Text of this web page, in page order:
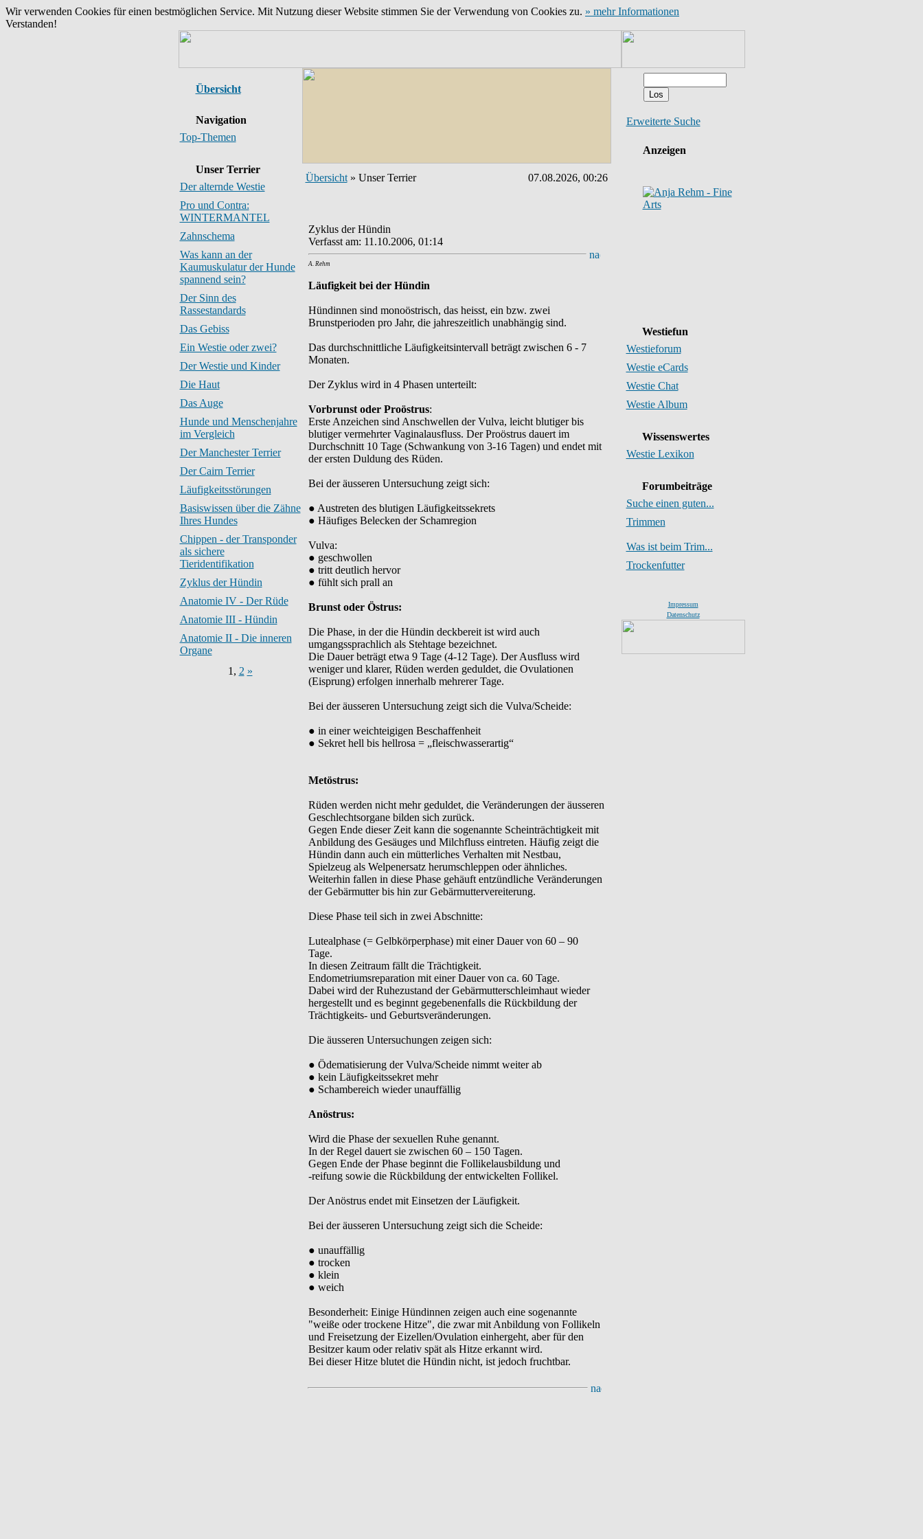
Wir verwenden Cookies für einen bestmöglichen Service. Mit Nutzung dieser Website stimmen Sie der Verwendung von Cookies zu. » mehr Informationen
Verstanden!
Übersicht
Navigation
Top-Themen
Unser Terrier
Der alternde Westie
Pro und Contra:
WINTERMANTEL
Zahnschema
Was kann an der
Kaumuskulatur der Hunde
spannend sein?
Der Sinn des
Rassestandards
Das Gebiss
Ein Westie oder zwei?
Der Westie und Kinder
Die Haut
Das Auge
Hunde und Menschenjahre
im Vergleich
Der Manchester Terrier
Der Cairn Terrier
Läufigkeitsstörungen
Basiswissen über die Zähne
Ihres Hundes
Chippen - der Transponder
als sichere
Tieridentifikation
Zyklus der Hündin
Anatomie IV - Der Rüde
Anatomie III - Hündin
Anatomie II - Die inneren
Organe
1 , 2 »
Übersicht» Unser Terrier 07.08.2026, 00:26
Zyklus der Hündin
Verfasst am: 11.10.2006, 01:14
A. Rehm
Läufigkeit bei der Hündin
Hündinnen sind monoöstrisch, das heisst, ein bzw. zwei
Brunstperioden pro Jahr, die jahreszeitlich unabhängig sind.
Das durchschnittliche Läufigkeitsintervall beträgt zwischen 6 - 7
Monaten.
Der Zyklus wird in 4 Phasen unterteilt:
Vorbrunst oder Proöstrus:
Erste Anzeichen sind Anschwellen der Vulva, leicht blutiger bis
blutiger vermehrter Vaginalausfluss. Der Proöstrus dauert im
Durchschnitt 10 Tage (Schwankung von 3-16 Tagen) und endet mit
der ersten Duldung des Rüden.
Bei der äusseren Untersuchung zeigt sich:
● Austreten des blutigen Läufigkeitssekrets
● Häufiges Belecken der Schamregion
Vulva:
● geschwollen
● tritt deutlich hervor
● fühlt sich prall an
Brunst oder Östrus:
Die Phase, in der die Hündin deckbereit ist wird auch
umgangssprachlich als Stehtage bezeichnet.
Die Dauer beträgt etwa 9 Tage (4-12 Tage). Der Ausfluss wird
weniger und klarer, Rüden werden geduldet, die Ovulationen
(Eisprung) erfolgen innerhalb mehrerer Tage.
Bei der äusseren Untersuchung zeigt sich die Vulva/Scheide:
● in einer weichteigigen Beschaffenheit
● Sekret hell bis hellrosa = „fleischwasserartig“
Metöstrus:
Rüden werden nicht mehr geduldet, die Veränderungen der äusseren
Geschlechtsorgane bilden sich zurück.
Gegen Ende dieser Zeit kann die sogenannte Scheinträchtigkeit mit
Anbildung des Gesäuges und Milchfluss eintreten. Häufig zeigt die
Hündin dann auch ein mütterliches Verhalten mit Nestbau,
Spielzeug als Welpenersatz herumschleppen oder ähnliches.
Weiterhin fallen in diese Phase gehäuft entzündliche Veränderungen
der Gebärmutter bis hin zur Gebärmuttervereiterung.
Diese Phase teil sich in zwei Abschnitte:
Lutealphase (= Gelbkörperphase) mit einer Dauer von 60 – 90
Tage.
In diesen Zeitraum fällt die Trächtigkeit.
Endometriumsreparation mit einer Dauer von ca. 60 Tage.
Dabei wird der Ruhezustand der Gebärmutterschleimhaut wieder
hergestellt und es beginnt gegebenenfalls die Rückbildung der
Trächtigkeits- und Geburtsveränderungen.
Die äusseren Untersuchungen zeigen sich:
● Ödematisierung der Vulva/Scheide nimmt weiter ab
● kein Läufigkeitssekret mehr
● Schambereich wieder unauffällig
Anöstrus:
Wird die Phase der sexuellen Ruhe genannt.
In der Regel dauert sie zwischen 60 – 150 Tagen.
Gegen Ende der Phase beginnt die Follikelausbildung und
-reifung sowie die Rückbildung der entwickelten Follikel.
Der Anöstrus endet mit Einsetzen der Läufigkeit.
Bei der äusseren Untersuchung zeigt sich die Scheide:
● unauffällig
● trocken
● klein
● weich
Besonderheit: Einige Hündinnen zeigen auch eine sogenannte
"weiße oder trockene Hitze", die zwar mit Anbildung von Follikeln
und Freisetzung der Eizellen/Ovulation einhergeht, aber für den
Besitzer kaum oder relativ spät als Hitze erkannt wird.
Bei dieser Hitze blutet die Hündin nicht, ist jedoch fruchtbar.
Erweiterte Suche
Anzeigen
Westiefun
Westieforum
Westie eCards
Westie Chat
Westie Album
Wissenswertes
Westie Lexikon
Forumbeiträge
Suche einen guten...
Trimmen
Was ist beim Trim...
Trockenfutter
Impressum
Datenschutz